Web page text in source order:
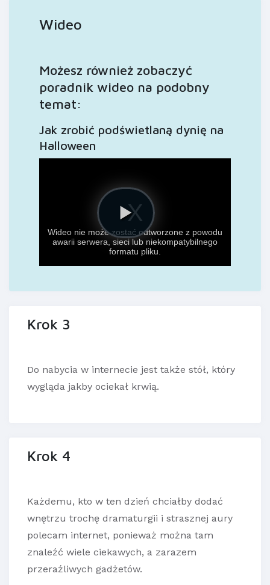
Wideo
Możesz również zobaczyć
poradnik wideo na podobny
temat:
Jak zrobić podświetlaną dynię na
Halloween
Krok 3
Do nabycia w internecie jest także stół, który
wygląda jakby ociekał krwią.
Krok 4
Każdemu, kto w ten dzień chciałby dodać
wnętrzu trochę dramaturgii i strasznej aury
polecam internet, ponieważ można tam
znaleźć wiele ciekawych, a zarazem
przeraźliwych gadżetów.